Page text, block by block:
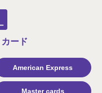
カード
American Express
Master cards